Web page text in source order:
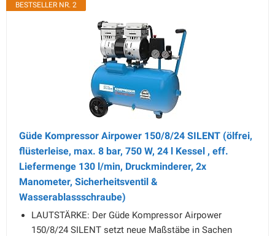
BESTSELLER NR. 2
Güde Kompressor Airpower 150/8/24 SILENT (ölfrei,
flüsterleise, max. 8 bar, 750 W, 24 l Kessel , eff.
Liefermenge 130 l/min, Druckminderer, 2x
Manometer, Sicherheitsventil &
Wasserablassschraube)
LAUTSTÄRKE: Der Güde Kompressor Airpower
150/8/24 SILENT setzt neue Maßstäbe in Sachen